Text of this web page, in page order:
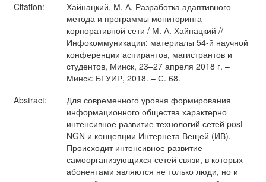
Citation:
Хайнацкий, М. А. Разработка адаптивного
метода и программы мониторинга
корпоративной сети / М. А. Хайнацкий //
Инфокоммуникации: материалы 54-й научной
конференции аспирантов, магистрантов и
студентов, Минск, 23–27 апреля 2018 г. –
Минск: БГУИР, 2018. – С. 68.
Abstract:
Для современного уровня формирования
информационного общества характерно
интенсивное развитие технологий сетей post-
NGN и концепции Интернета Вещей (ИВ).
Происходит интенсивное развитие
самоорганизующихся сетей связи, в которых
абонентами являются не только люди, но и